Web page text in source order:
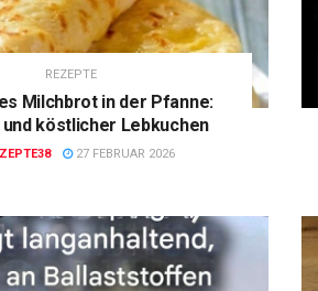
REZEPTE
Milchbrot in der Pfanne:
köstlicher Lebkuchen
27 FEBRUAR 2026